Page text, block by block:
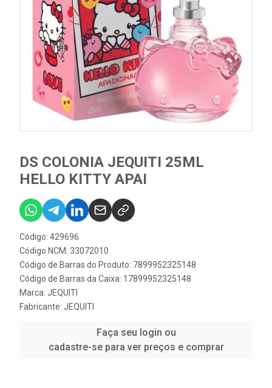
DS COLONIA JEQUITI 25ML
HELLO KITTY APAI
Código: 429696
Código NCM: 33072010
Código de Barras do Produto: 7899952325148
Código de Barras da Caixa: 17899952325148
Marca: JEQUITI
Fabricante: JEQUITI
Faça seu login ou
cadastre-se para ver preços e comprar